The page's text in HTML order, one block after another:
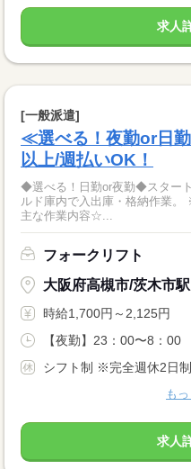
求人
[一般派遣]
≪選べる！夜勤or日
以上/週払いOK！
◆選べる！日勤or夜勤◆スタート時給
ルド庫内で入出庫・格納作業。
主な作業内容☆...
フォークリフト
大阪府高槻市/茨木市駅
時給1,700円～2,125円
【夜勤】23：00〜8：00
シフト制 ※完全週休2日
も
求人